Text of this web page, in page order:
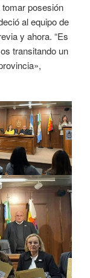
posesión
al equipo de
y ahora. “Es
transitando un